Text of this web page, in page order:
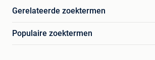
Gerelateerde zoektermen
Populaire zoektermen